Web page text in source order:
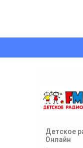
Детское
Онлайн